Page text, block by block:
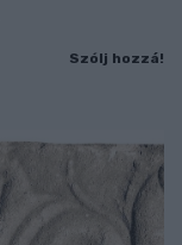
Szólj hozzá!